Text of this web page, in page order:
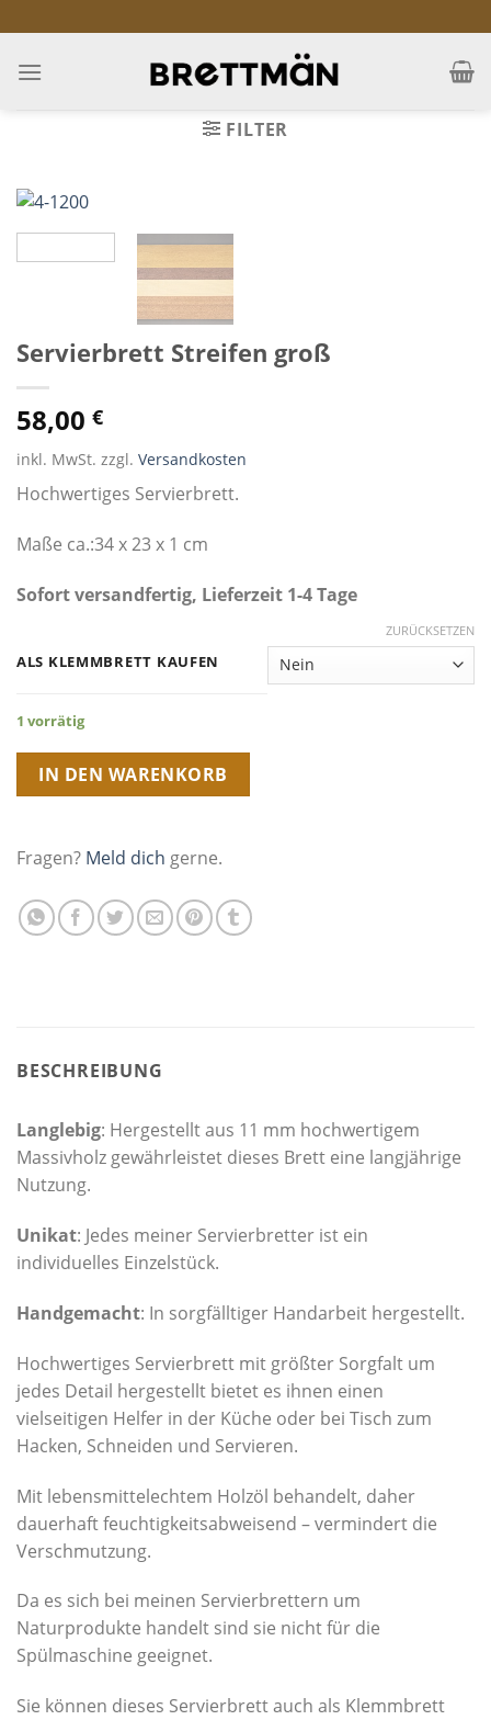
to
content
FILTER
Servierbrett Streifen groß
58,00 €
inkl. MwSt. zzgl. Versandkosten
Hochwertiges Servierbrett.
Maße ca.:34 x 23 x 1 cm
Sofort versandfertig, Lieferzeit 1-4 Tage
ALS KLEMMBRETT KAUFEN
ZURÜCKSETZEN
1 vorrätig
IN DEN WARENKORB
Fragen? Meld dich gerne.
BESCHREIBUNG
Langlebig: Hergestellt aus 11 mm hochwertigem
Massivholz gewährleistet dieses Brett eine langjährige
Nutzung.
Unikat: Jedes meiner Servierbretter ist ein
individuelles Einzelstück.
Handgemacht: In sorgfälltiger Handarbeit hergestellt.
Hochwertiges Servierbrett mit größter Sorgfalt um
jedes Detail hergestellt bietet es ihnen einen
vielseitigen Helfer in der Küche oder bei Tisch zum
Hacken, Schneiden und Servieren.
Mit lebensmittelechtem Holzöl behandelt, daher
dauerhaft feuchtigkeitsabweisend – vermindert die
Verschmutzung.
Da es sich bei meinen Servierbrettern um
Naturprodukte handelt sind sie nicht für die
Spülmaschine geeignet.
Sie können dieses Servierbrett auch als Klemmbrett